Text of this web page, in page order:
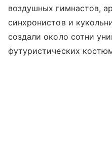
воздушных гимнастов,
синхронистов и
создали около сотни
футуристических